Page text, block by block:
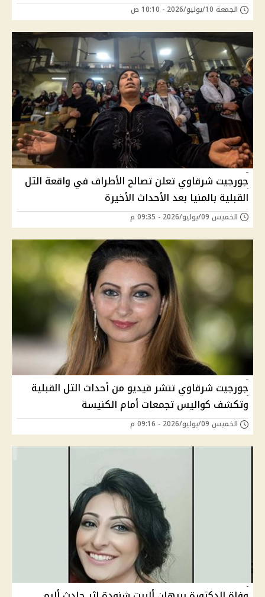
الجمعة 10/يوليو/2026 - 10:10 ص
جورجيت شرقاوي تعلن تصالح الأطراف في واقعة التل
القبلية بالمنيا بعد الأحداث الأخيرة
الخميس 09/يوليو/2026 - 09:35 م
جورجيت شرقاوي تنشر فيديو من أحداث التل القبلية
وتكشف كواليس تجمعات أمام الكنيسة
الخميس 09/يوليو/2026 - 09:16 م